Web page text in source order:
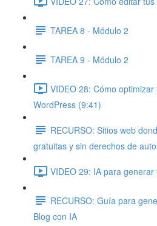
TAREA 8 - Módulo 2
TAREA 9 - Módulo 2
VIDEO 28: Cómo
WordPress (9:41)
RECURSO: Sitios web
gratuitas y sin derechos de
VIDEO 29: IA para
RECURSO: Guía para
Blog con IA